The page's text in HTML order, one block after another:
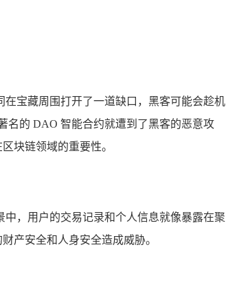
宝藏周围打开了一道缺口，黑客可能会趁机
名的 DAO 智能合约就遭到了黑客的恶意攻
块链领域的重要性。
，用户的交易记录和个人信息就像暴露在聚
产安全和人身安全造成威胁。